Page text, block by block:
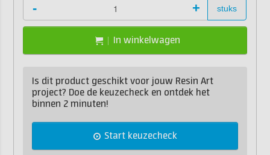
- + stuks
In winkelwagen
Is dit product geschikt voor jouw Resin Art
project? Doe de keuzecheck en ontdek het
binnen 2 minuten!
Start keuzecheck